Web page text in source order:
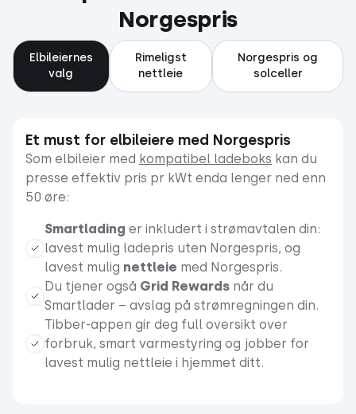
Norgespris
Elbileiernes
valg
Rimeligst
nettleie
Norgespris og
solceller
Et must for elbileiere med Norgespris
Som elbileier med kompatibel ladeboks kan du
presse effektiv pris pr kWt enda lenger ned enn
50 øre:
Smartlading er inkludert i strømavtalen din:
lavest mulig ladepris uten Norgespris, og
lavest mulig nettleie med Norgespris.
Du tjener også Grid Rewards når du
Smartlader – avslag på strømregningen din.
Tibber-appen gir deg full oversikt over
forbruk, smart varmestyring og jobber for
lavest mulig nettleie i hjemmet ditt.